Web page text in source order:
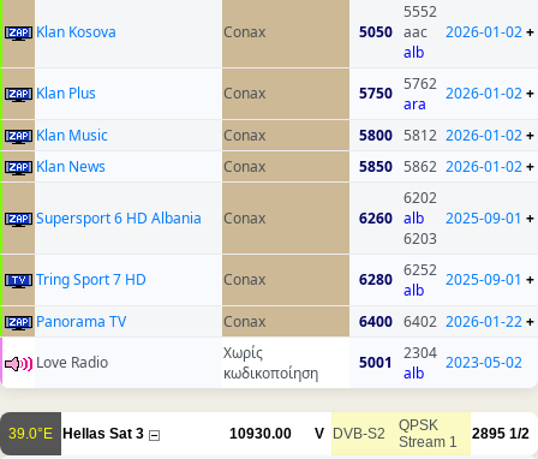
Klan Kosova Conax 5050
5552
aac
alb
2026-01-02+
Klan Plus Conax 5750 5762
ara
2026-01-02+
Klan Music Conax 5800 5812 2026-01-02+
Klan News
Conax 5850 5862 2026-01-02+
Supersport 6 HD Albania Conax 6260
6202
alb
6203
2025-09-01 +
Tring Sport 7 HD Conax 6280 6252
alb
2025-09-01 +
Panorama TV Conax 6400 6402 2026-01-22+
Love Radio
Χωρίς
κωδικοποίηση
5001
2304
alb
2023-05-02
39.0°E Hellas Sat 3 10930.00 V DVB-S2
QPSK
Stream 1
2895 1/2